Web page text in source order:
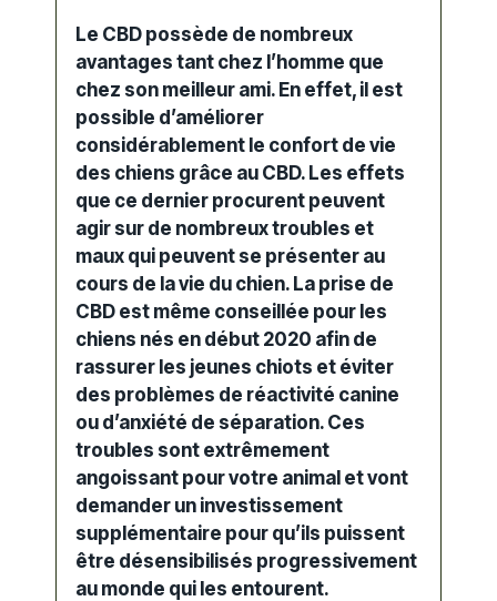
Le CBD possède de nombreux
avantages tant chez l’homme que
chez son meilleur ami. En effet, il est
possible d’améliorer
considérablement le confort de vie
des chiens grâce au CBD. Les effets
que ce dernier procurent peuvent
agir sur de nombreux troubles et
maux qui peuvent se présenter au
cours de la vie du chien. La prise de
CBD est même conseillée pour les
chiens nés en début 2020 afin de
rassurer les jeunes chiots et éviter
des problèmes de réactivité canine
ou d’anxiété de séparation. Ces
troubles sont extrêmement
angoissant pour votre animal et vont
demander un investissement
supplémentaire pour qu’ils puissent
être désensibilisés progressivement
au monde qui les entourent.